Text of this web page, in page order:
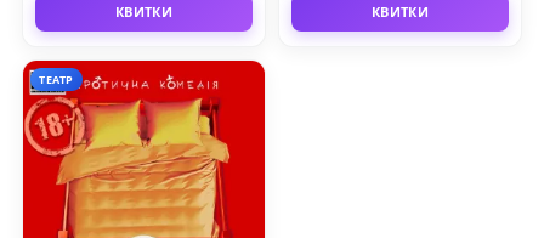
КВИТКИ КВИТКИ
ТЕАТР